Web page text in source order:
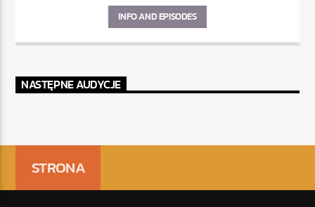
INFO AND EPISODES
NASTĘPNE AUDYCJE
STRONA